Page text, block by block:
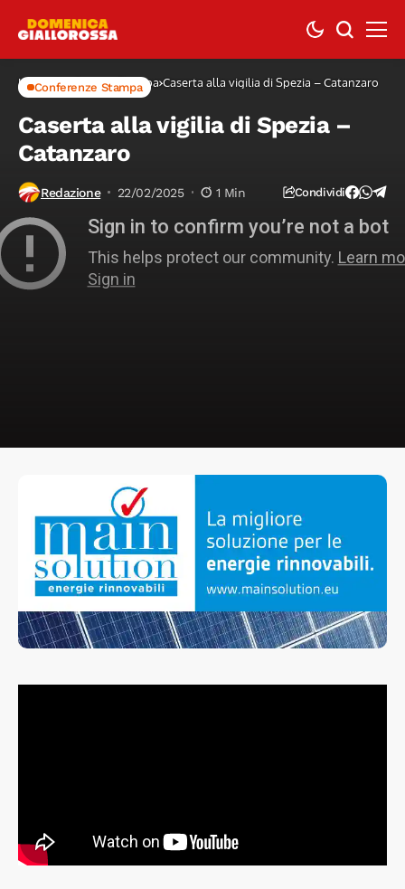
Home Conferenze Stampa Caserta alla vigilia di Spezia – Catanzaro
Conferenze Stampa
Caserta alla vigilia di Spezia –
Catanzaro
Redazione 22/02/2025 1 Min Condividi